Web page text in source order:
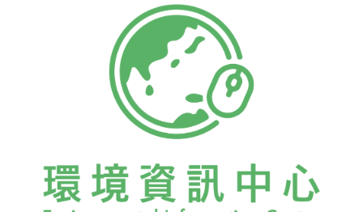
李明哲已遭到中國警方扣押，台灣政府透過台北駐澳門經
濟文化辦事處要求澳門警方協尋當中。報導指出李明哲曾
擔任民進黨黨工，而後任職於NGO組織「台北文山社區大
學」，長期與中國非政府組織交流，關注中國民間社會的
發展。文中引用文山社大主任鄭秀娟提及李明哲長期關注
非政府組織的交流活動，但本次李明哲入境中國應該是私
人行程，家屬與社大已經透過各方管道尋人聯繫。